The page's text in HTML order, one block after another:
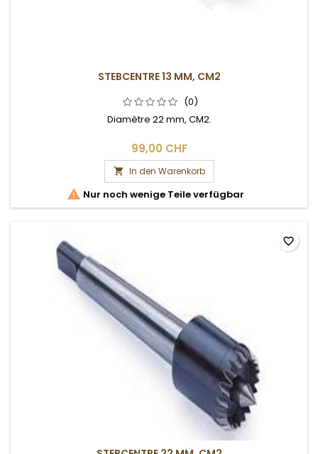
STEBCENTRE 13 MM, CM2
(0)
Diamètre 22 mm, CM2.
99,00 CHF
 In den Warenkorb
 Nur noch wenige Teile verfügbar
favorite_border